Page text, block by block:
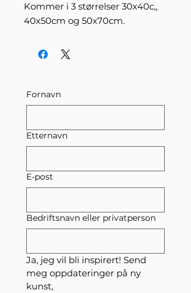
Kommer i 3 størrelser 30x40c,,
40x50cm og 50x70cm.
Fornavn
Etternavn
E-post
Bedriftsnavn eller privatperson
Ja, jeg vil bli inspirert! Send
meg oppdateringer på ny
kunst,